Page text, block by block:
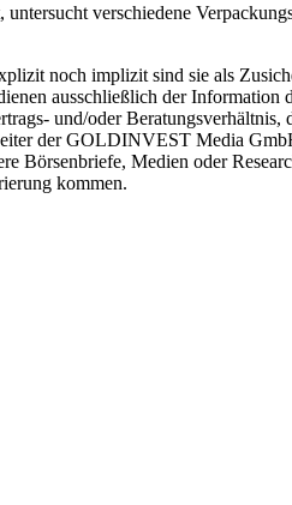
verschiedene
noch implizit sind sie als
ausschließlich der Information
und/oder
der GOLDINVEST Media
Börsenbriefe, Medien oder
kommen.